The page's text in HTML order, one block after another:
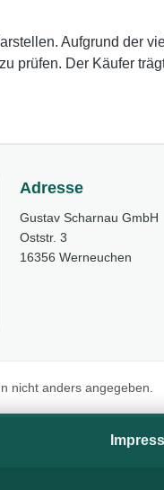
Aufgrund der
prüfen. Der Käufer
Adresse
Gustav Scharnau GmbH
Oststr. 3
16356 Werneuchen
nicht anders angegeben.